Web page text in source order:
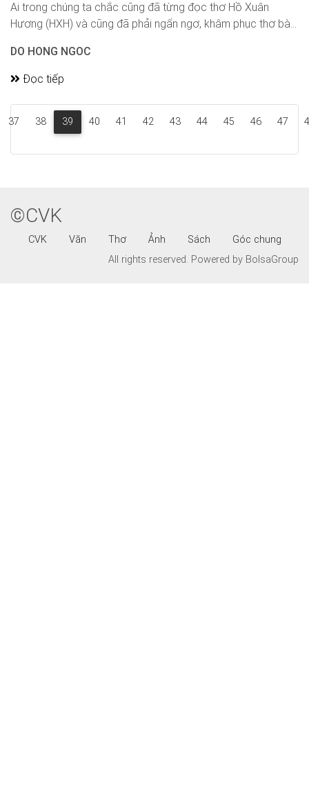
Ai trong chúng ta chắc cũng đã từng đọc thơ Hồ Xuân
Hương (HXH) và cũng đã phải ngẩn ngơ, khâm phục thơ bà...
DO HONG NGOC
Đọc tiếp
37 38 39 40 41 42 43 44 45 46 47
©CVK
CVK Văn Thơ Ảnh Sách
Góc chung
All rights reserved. Powered by BolsaGroup